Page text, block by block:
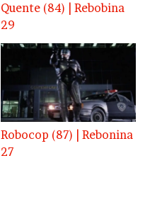
Quente (84) | Rebobina
29
Robocop (87) | Rebonina
27